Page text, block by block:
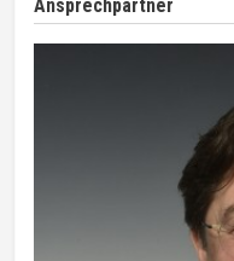
Ansprechpartner